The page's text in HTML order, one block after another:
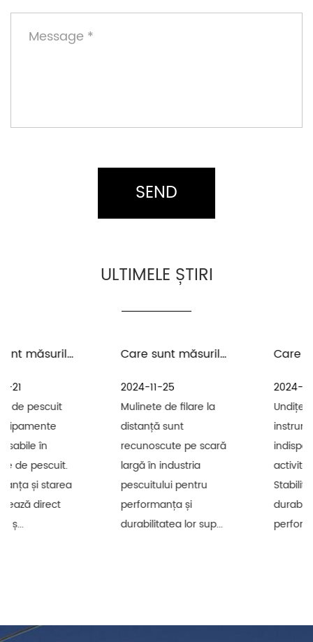
ULTIMELE ȘTIRI
Care sunt măsurile de precauție pentru întreținerea și îngrijirea mulinetelor de filare la distanță în mediul cu apă de mare
Mulinete de filare la
distanță sunt
recunoscute pe scară
largă în industria
pescuitului pentru
performanța și
durabilitatea lor sup...
Care sunt măsurile de precauție pentru întreținerea uneltelor de pescuit și a undițelor de pescuit
Undițe de pescuit sunt
indispensabile pentru
activitățile de pescuit.
Stabilitatea și
performanței lor af...